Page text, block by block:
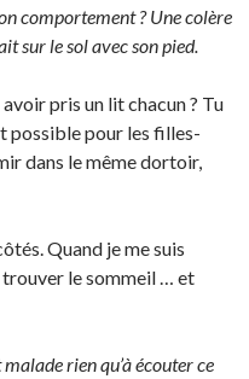
comportement ? Une colère
sur le sol avec son pied.
pris un lit chacun ? Tu
possible pour les filles-
dans le même dortoir,
Quand je me suis
trouver le sommeil … et
rien qu’à écouter ce